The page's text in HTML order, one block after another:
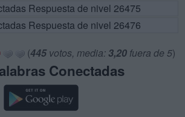
Respuesta de nivel 26475
Respuesta de nivel 26476
(445votos, media: 3,20 fuera de 5)
Conectadas